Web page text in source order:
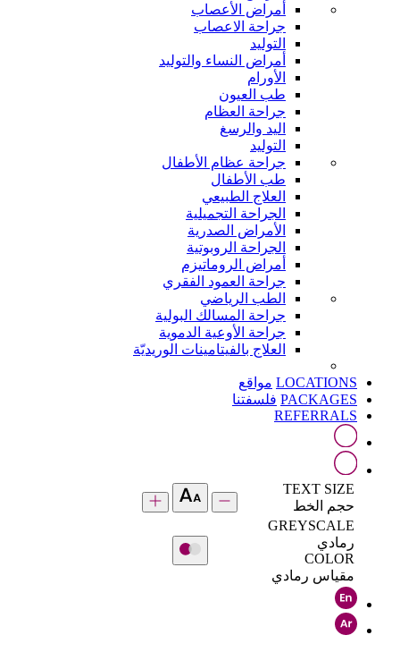
أمراض الأعصاب
جراحة الاعصاب
التوليد
أمراض النساء والتوليد
الأورام
طب العيون
جراحة العظام
اليد والرسغ
التوليد
جراحة عظام الأطفال
طب الأطفال
العلاج الطبيعي
الجراحة التجميلية
الأمراض الصدرية
الجراحة الروبوتية
أمراض الروماتيزم
جراحة العمود الفقري
الطب الرياضي
جراحة المسالك البولية
جراحة الأوعية الدموية
العلاج بالفيتامينات الوريديّة
LOCATIONS مواقع
PACKAGES فلسفتنا
REFERRALS
TEXT SIZE
حجم الخط
GREYSCALE
رمادي
COLOR
مقياس رمادي